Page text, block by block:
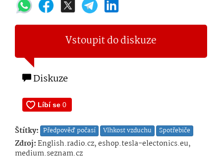
Vstoupit do diskuze
Diskuze
Štítky: Předpověď počasí Vlhkost vzduchu Spotřebiče
Zdroj:English.radio.cz, eshop.tesla-electonics.eu,
medium.seznam.cz